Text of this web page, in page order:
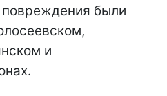
повреждения были
и